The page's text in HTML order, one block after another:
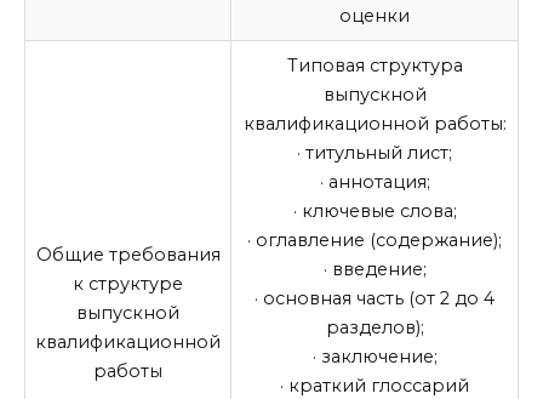
оценки
Общие требования
к структуре
выпускной
квалификационной
работы
Типовая структура
выпускной
квалификационной работы:
· титульный лист;
· аннотация;
· ключевые слова;
· оглавление (содержание);
· введение;
· основная часть (от 2 до 4
разделов);
· заключение;
· краткий глоссарий